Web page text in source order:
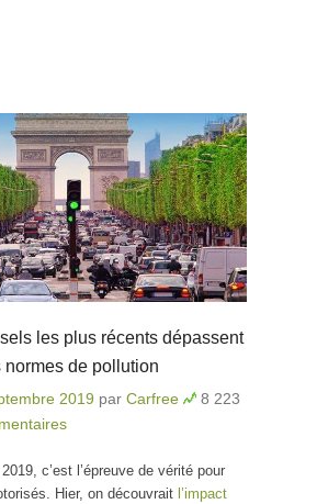
les plus récents dépassent
normes de pollution
2019 par Carfree
8 223
c’est l’épreuve de vérité pour
Hier, on découvrait l’impact